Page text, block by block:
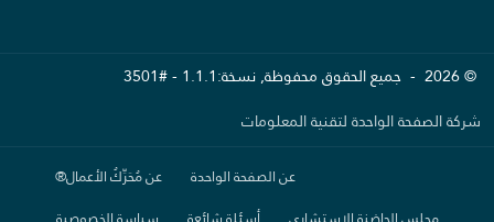
© 2026 - جميع الحقوق محفوظة, نسخة:1.1.1 - #3501
شركة الصفحة الواحدة لتقنية المعلومات
عن الصفحة الواحدة
عن مُحَرِّكُ الأعمال®